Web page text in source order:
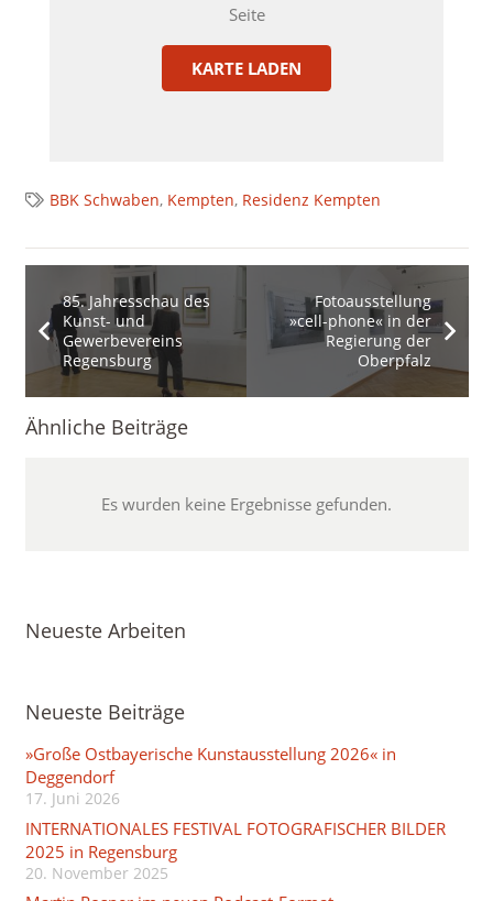
Seite
KARTE LADEN
BBK Schwaben, Kempten, Residenz Kempten
85. Jahresschau des
Kunst- und
Gewerbevereins
Regensburg
Fotoausstellung
»cell-phone« in der
Regierung der
Oberpfalz
Ähnliche Beiträge
Es wurden keine Ergebnisse gefunden.
Neueste Arbeiten
Neueste Beiträge
»Große Ostbayerische Kunstausstellung 2026« in
Deggendorf
17. Juni 2026
INTERNATIONALES FESTIVAL FOTOGRAFISCHER BILDER
2025 in Regensburg
20. November 2025